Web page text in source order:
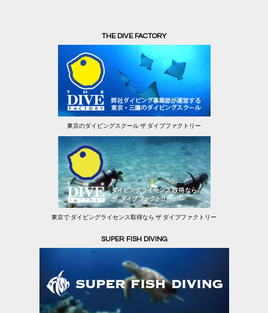
THE DIVE FACTORY
東京のダイビングスクール ザ ダイブファクトリー
東京で ダイビングライセンス取得なら ザ ダイブファクトリー
SUPER FISH DIVING